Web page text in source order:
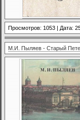
Просмотров: 1053 | Дата:
М.И. Пыляев - Старый